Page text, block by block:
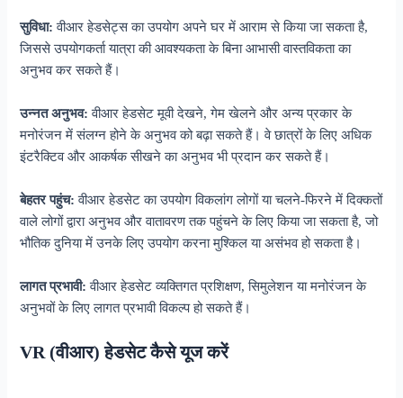
सुविधा: वीआर हेडसेट्स का उपयोग अपने घर में आराम से किया जा सकता है,
जिससे उपयोगकर्ता यात्रा की आवश्यकता के बिना आभासी वास्तविकता का
अनुभव कर सकते हैं।
उन्नत अनुभव: वीआर हेडसेट मूवी देखने, गेम खेलने और अन्य प्रकार के
मनोरंजन में संलग्न होने के अनुभव को बढ़ा सकते हैं। वे छात्रों के लिए अधिक
इंटरैक्टिव और आकर्षक सीखने का अनुभव भी प्रदान कर सकते हैं।
बेहतर पहुंच: वीआर हेडसेट का उपयोग विकलांग लोगों या चलने-फिरने में दिक्कतों
वाले लोगों द्वारा अनुभव और वातावरण तक पहुंचने के लिए किया जा सकता है, जो
भौतिक दुनिया में उनके लिए उपयोग करना मुश्किल या असंभव हो सकता है।
लागत प्रभावी: वीआर हेडसेट व्यक्तिगत प्रशिक्षण, सिमुलेशन या मनोरंजन के
अनुभवों के लिए लागत प्रभावी विकल्प हो सकते हैं।
VR (वीआर) हेडसेट कैसे यूज करें